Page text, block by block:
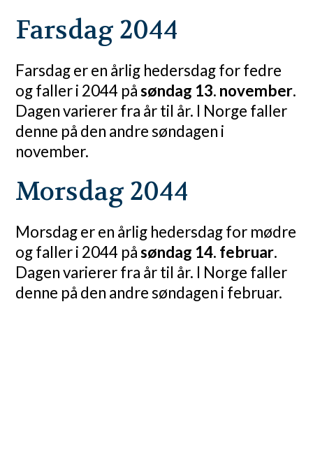
Farsdag 2044
Farsdag er en årlig hedersdag for fedre
og faller i 2044 påsøndag 13. november.
Dagen varierer fra år til år. I Norge faller
denne på den andre søndagen i
november.
Morsdag 2044
Morsdag er en årlig hedersdag for mødre
og faller i 2044 påsøndag 14. februar.
Dagen varierer fra år til år. I Norge faller
denne på den andre søndagen i februar.